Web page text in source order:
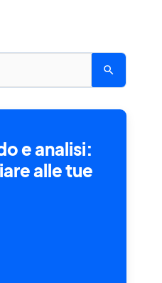
e analisi:
alle tue